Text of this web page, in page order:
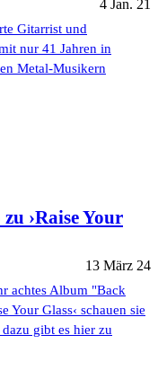
4 Jan. 21
Gitarrist und
nur 41 Jahren in
Metal-Musikern
›Raise Your
13 März 24
achtes Album "Back
Your Glass‹ schauen sie
gibt es hier zu